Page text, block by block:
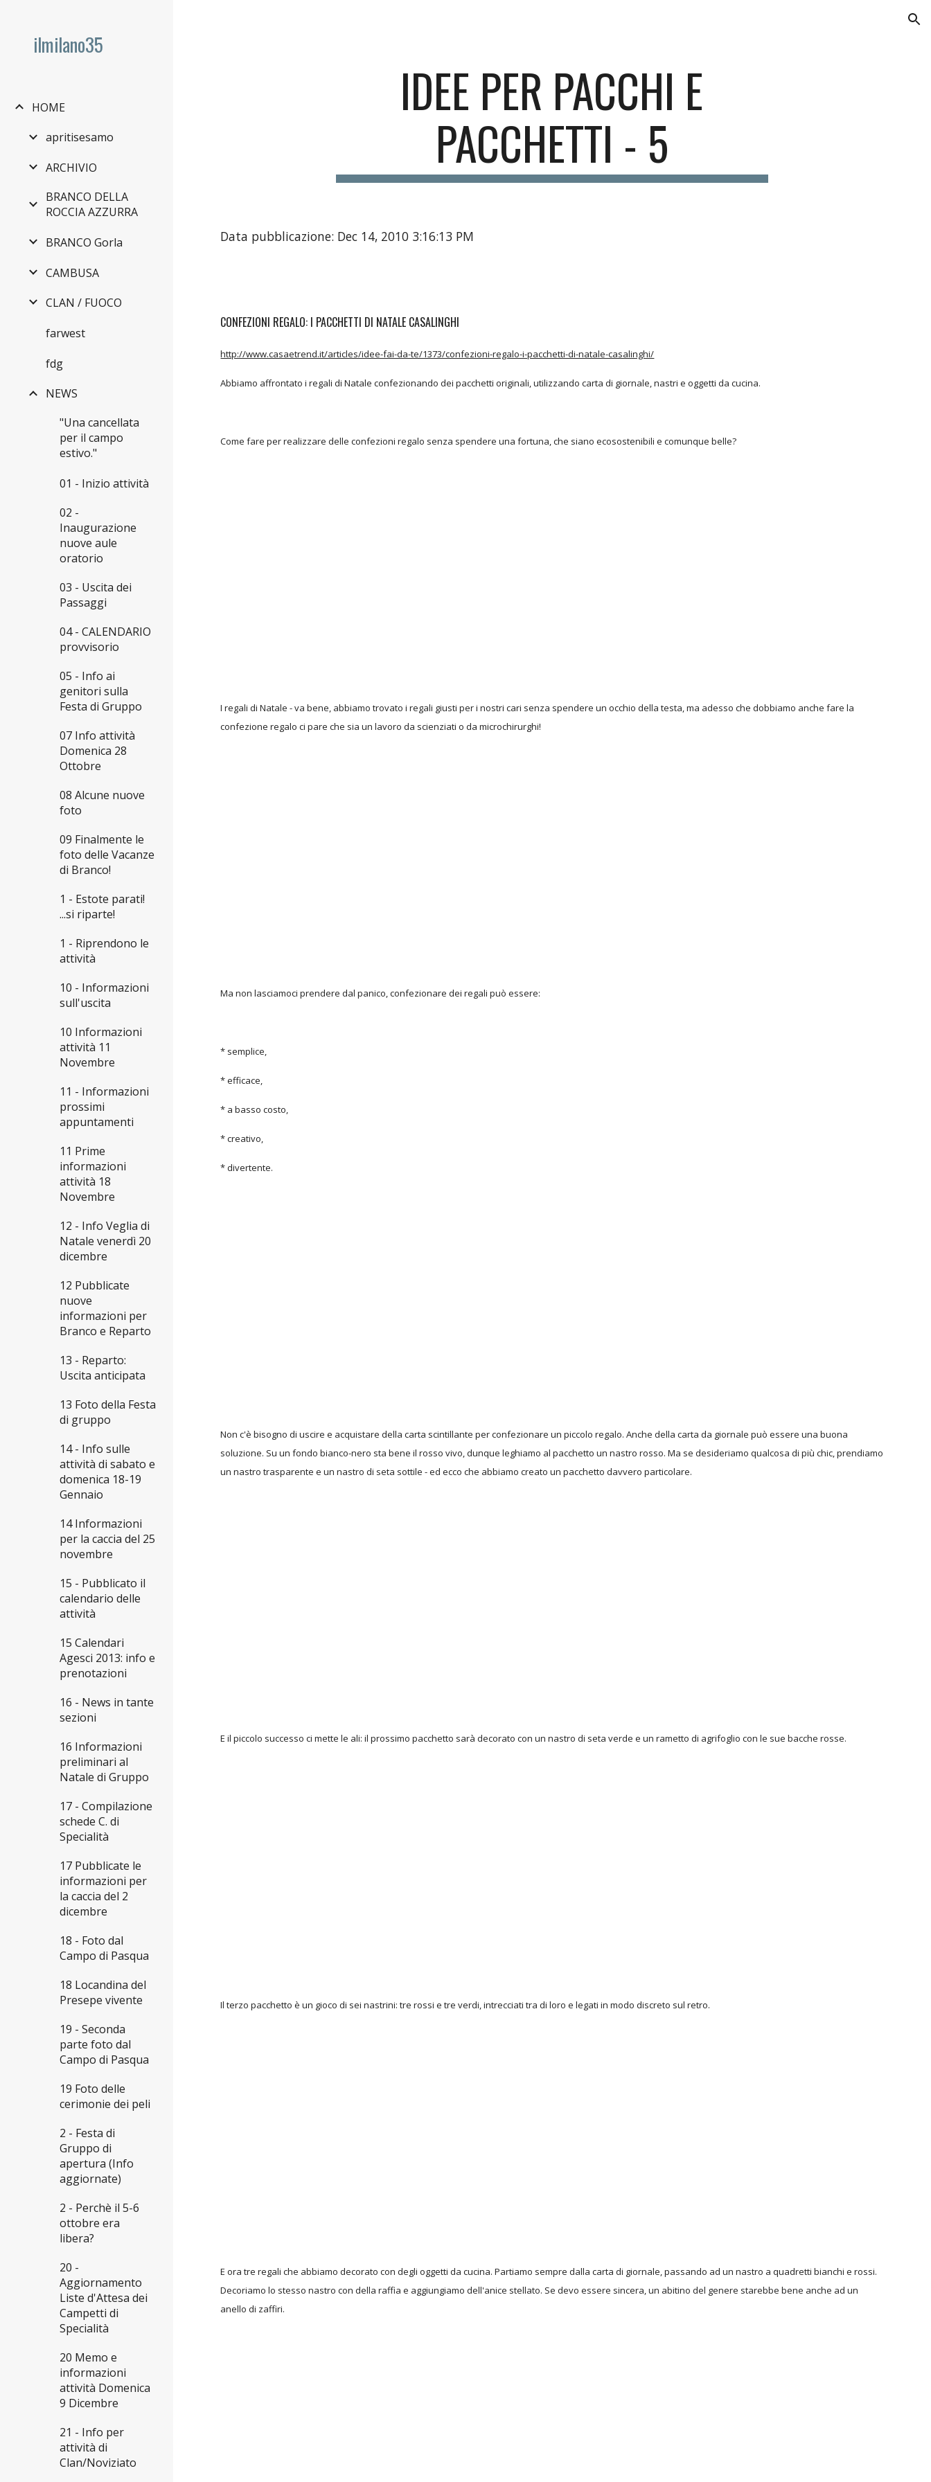
ilmilano35
HOME
apritisesamo
ARCHIVIO
BRANCO DELLA
ROCCIA AZZURRA
BRANCO Gorla
CAMBUSA
CLAN / FUOCO
farwest
fdg
NEWS
"Una cancellata
per il campo
estivo."
01 - Inizio attività
02 -
Inaugurazione
nuove aule
oratorio
03 - Uscita dei
Passaggi
04 - CALENDARIO
provvisorio
05 - Info ai
genitori sulla
Festa di Gruppo
07 Info attività
Domenica 28
Ottobre
08 Alcune nuove
foto
09 Finalmente le
foto delle Vacanze
di Branco!
1 - Estote parati!
...si riparte!
1 - Riprendono le
attività
10 - Informazioni
sull'uscita
10 Informazioni
attività 11
Novembre
11 - Informazioni
prossimi
appuntamenti
11 Prime
informazioni
attività 18
Novembre
12 - Info Veglia di
Natale venerdì 20
dicembre
12 Pubblicate
nuove
informazioni per
Branco e Reparto
13 - Reparto:
Uscita anticipata
13 Foto della Festa
di gruppo
14 - Info sulle
attività di sabato e
domenica 18-19
Gennaio
14 Informazioni
per la caccia del 25
novembre
15 - Pubblicato il
calendario delle
attività
15 Calendari
Agesci 2013: info e
prenotazioni
16 - News in tante
sezioni
16 Informazioni
preliminari al
Natale di Gruppo
17 - Compilazione
schede C. di
Specialità
17 Pubblicate le
informazioni per
la caccia del 2
dicembre
18 - Foto dal
Campo di Pasqua
18 Locandina del
Presepe vivente
19 - Seconda
parte foto dal
Campo di Pasqua
19 Foto delle
cerimonie dei peli
2 - Festa di
Gruppo di
apertura (Info
aggiornate)
2 - Perchè il 5-6
ottobre era
libera?
20 -
Aggiornamento
Liste d'Attesa dei
Campetti di
Specialità
20 Memo e
informazioni
attività Domenica
9 Dicembre
21 - Info per
attività di
Clan/Noviziato
IDEE PER PACCHI E
PACCHETTI - 5
Data pubblicazione: Dec 14, 2010 3:16:13 PM
CONFEZIONI REGALO: I PACCHETTI DI NATALE CASALINGHI
http://www.casaetrend.it/articles/idee-fai-da-te/1373/confezioni-regalo-i-pacchetti-di-natale-casalinghi/
Abbiamo affrontato i regali di Natale confezionando dei pacchetti originali, utilizzando carta di giornale, nastri e oggetti da cucina.
Come fare per realizzare delle confezioni regalo senza spendere una fortuna, che siano ecosostenibili e comunque belle?
I regali di Natale - va bene, abbiamo trovato i regali giusti per i nostri cari senza spendere un occhio della testa, ma adesso che dobbiamo anche fare la
confezione regalo ci pare che sia un lavoro da scienziati o da microchirurghi!
Ma non lasciamoci prendere dal panico, confezionare dei regali può essere:
* semplice,
* efficace,
* a basso costo,
* creativo,
* divertente.
Non c'è bisogno di uscire e acquistare della carta scintillante per confezionare un piccolo regalo. Anche della carta da giornale può essere una buona
soluzione. Su un fondo bianco-nero sta bene il rosso vivo, dunque leghiamo al pacchetto un nastro rosso. Ma se desideriamo qualcosa di più chic, prendiamo
un nastro trasparente e un nastro di seta sottile - ed ecco che abbiamo creato un pacchetto davvero particolare.
E il piccolo successo ci mette le ali: il prossimo pacchetto sarà decorato con un nastro di seta verde e un rametto di agrifoglio con le sue bacche rosse.
Il terzo pacchetto è un gioco di sei nastrini: tre rossi e tre verdi, intrecciati tra di loro e legati in modo discreto sul retro.
E ora tre regali che abbiamo decorato con degli oggetti da cucina. Partiamo sempre dalla carta di giornale, passando ad un nastro a quadretti bianchi e rossi.
Decoriamo lo stesso nastro con della raffia e aggiungiamo dell'anice stellato. Se devo essere sincera, un abitino del genere starebbe bene anche ad un
anello di zaffiri.